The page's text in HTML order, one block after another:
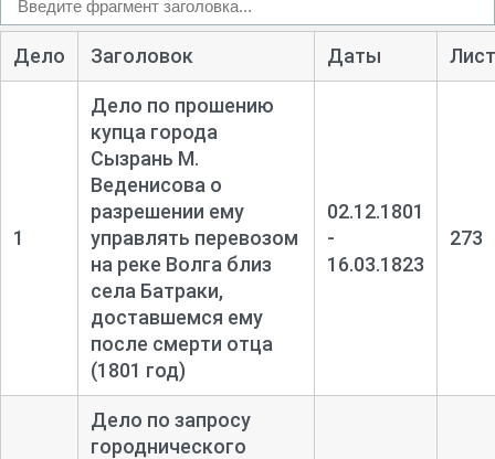
Дело Заголовок Даты
1
Дело по прошению
купца города
Сызрань М.
Веденисова о
разрешении ему
управлять перевозом
на реке Волга близ
села Батраки,
доставшемся ему
после смерти отца
(1801 год)
02.12.1801
-
16.03.1823
273
Дело по запросу
городнического